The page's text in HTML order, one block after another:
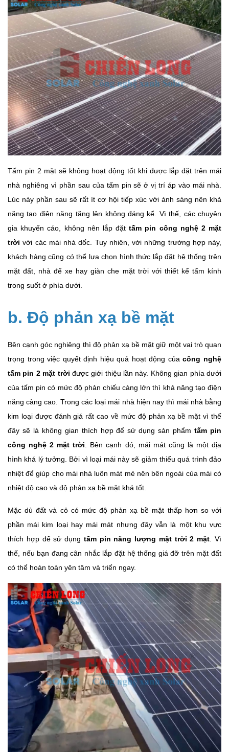
Tấm pin 2 mặt sẽ không hoạt động tốt khi được lắp đặt trên mái
nhà nghiêng vì phần sau của tấm pin sẽ ở vị trí áp vào mái nhà.
Lúc này phần sau sẽ rất ít cơ hội tiếp xúc với ánh sáng nên khả
năng tạo điện năng tăng lên không đáng kể. Vì thế, các chuyên
gia khuyến cáo, không nên lắp đặttấm pin công nghệ 2 mặt
trời với các mái nhà dốc. Tuy nhiên, với những trường hợp này,
khách hàng cũng có thể lựa chọn hình thức lắp đặt hệ thống trên
mặt đất, nhà để xe hay giàn che mặt trời với thiết kế tấm kính
trong suốt ở phía dưới.
b. Độ phản xạ bề mặt
Bên cạnh góc nghiêng thì độ phản xạ bề mặt giữ một vai trò quan
trọng trong việc quyết định hiệu quả hoạt động củacông nghệ
tấm pin 2 mặt trời được giới thiệu lần này. Không gian phía dưới
của tấm pin có mức độ phản chiếu càng lớn thì khả năng tạo điện
năng càng cao. Trong các loại mái nhà hiện nay thì mái nhà bằng
kim loại được đánh giá rất cao về mức độ phản xạ bề mặt vì thế
đây sẽ là không gian thích hợp để sử dụng sản phẩm tấm pin
công nghệ 2 mặt trời . Bên cạnh đó, mái mát cũng là một địa
hình khá lý tưởng. Bởi vì loại mái này sẽ giảm thiểu quá trình đảo
nhiệt để giúp cho mái nhà luôn mát mẻ nên bên ngoài của mái có
nhiệt độ cao và độ phản xạ bề mặt khá tốt.
Mặc dù đất và cỏ có mức độ phản xạ bề mặt thấp hơn so với
phần mái kim loại hay mái mát nhưng đây vẫn là một khu vực
thích hợp để sử dụng tấm pin năng lượng mặt trời 2 mặt . Vì
thế, nếu bạn đang cân nhắc lắp đặt hệ thống giá đỡ trên mặt đất
có thể hoàn toàn yên tâm và triển ngay.